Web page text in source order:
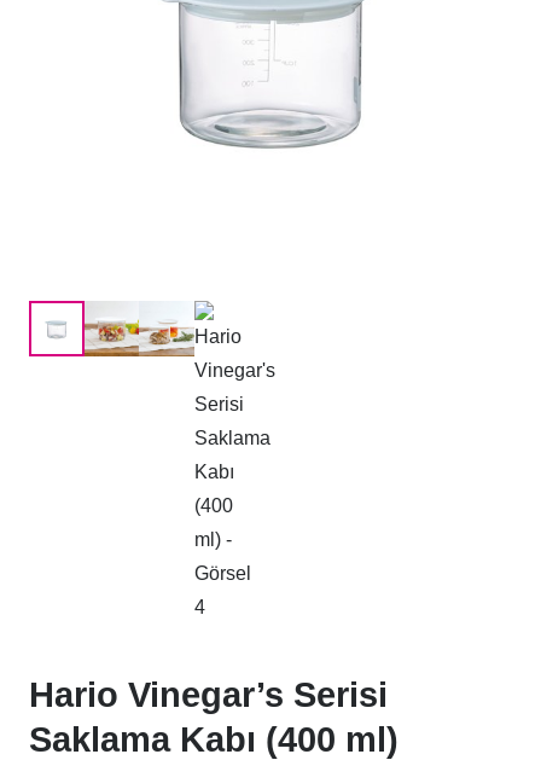
Hario Vinegar’s Serisi
Saklama Kabı (400 ml)